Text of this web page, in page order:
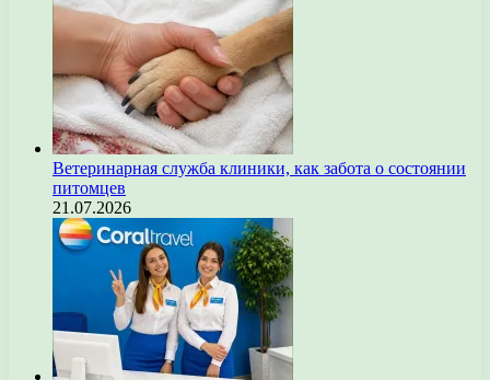
Ветеринарная служба клиники, как забота о состоянии
питомцев
21.07.2026